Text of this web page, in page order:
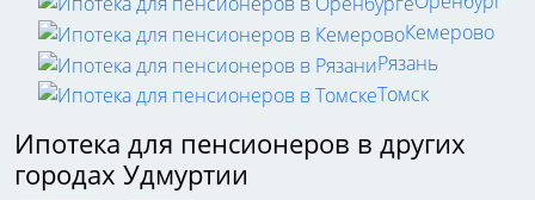
Кемерово
Рязань
Томск
Ипотека для пенсионеров в других
городах Удмуртии